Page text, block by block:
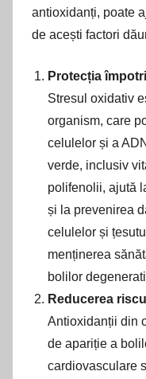
antioxidanți, poate
de acești factori
Protecția
Stresul oxidativ
organism, care
celulelor și a
verde, inclusiv
polifenolii, ajută
și la prevenirea
celulelor și
menținerea
bolilor
Reducerea
Antioxidanții din
de apariție a
cardiovasculare